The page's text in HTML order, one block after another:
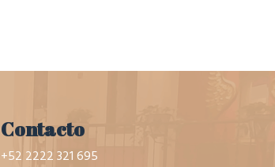
Contacto
+52 2222 321 695